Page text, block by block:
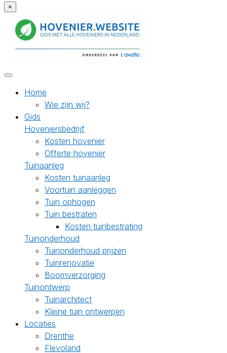
×
Home
Wie zijn wij?
Gids
Hoveniersbedrijf
Kosten hovenier
Offerte hovenier
Tuinaanleg
Kosten tuinaanleg
Voortuin aanleggen
Tuin ophogen
Tuin bestraten
Kosten tuinbestrating
Tuinonderhoud
Tuinonderhoud prijzen
Tuinrenovatie
Boomverzorging
Tuinontwerp
Tuinarchitect
Kleine tuin ontwerpen
Locaties
Drenthe
Flevoland